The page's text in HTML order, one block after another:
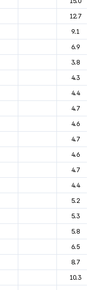
12.7
9.1
6.9
3.8
4.3
4.4
4.7
4.6
4.7
4.6
4.7
4.4
5.2
5.3
5.8
6.5
8.7
10.3